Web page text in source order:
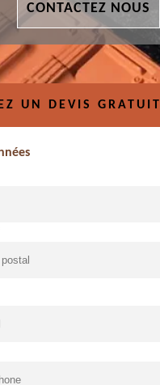
CONTACTEZ NOUS
UN DEVIS GRATUIT